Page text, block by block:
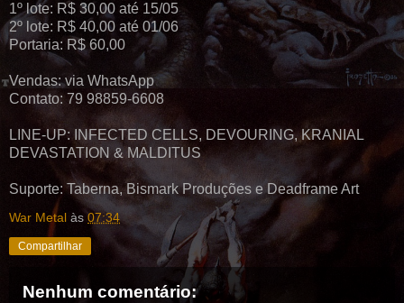
1º lote: R$ 30,00 até 15/05
2º lote: R$ 40,00 até 01/06
Portaria: R$ 60,00
Vendas: via WhatsApp
Contato: 79 98859-6608
LINE-UP: INFECTED CELLS, DEVOURING, KRANIAL
DEVASTATION & MALDITUS
Suporte: Taberna, Bismark Produções e Deadframe Art
War Metal às07:34
Compartilhar
Nenhum comentário: